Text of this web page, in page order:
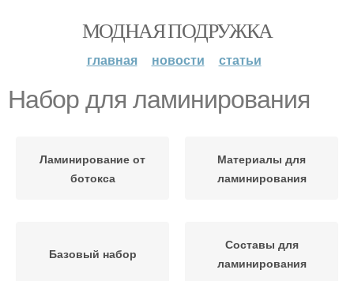
МОДНАЯ ПОДРУЖКА
главная новости статьи
Набор для ламинирования
Ламинирование от
ботокса
Материалы для
ламинирования
Базовый набор
Составы для
ламинирования